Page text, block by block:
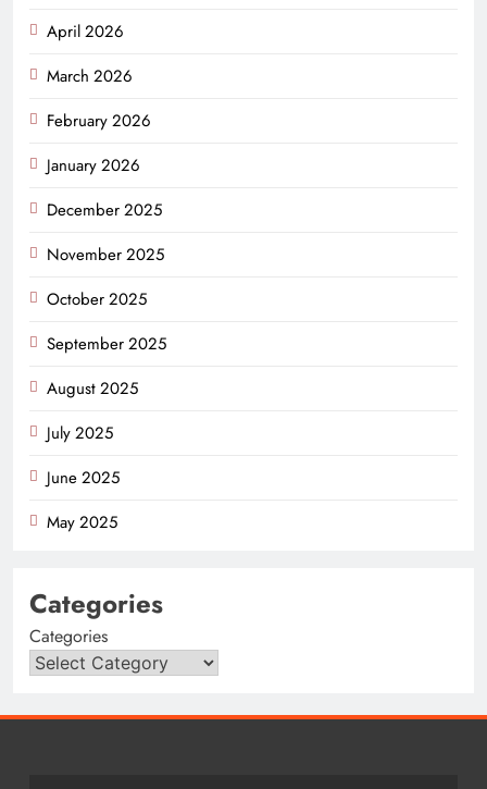
April 2026
March 2026
February 2026
January 2026
December 2025
November 2025
October 2025
September 2025
August 2025
July 2025
June 2025
May 2025
Categories
Categories